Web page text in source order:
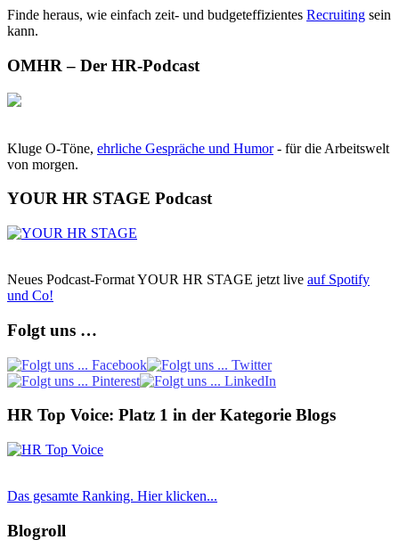
Finde heraus, wie einfach zeit- und budgeteffizientes Recruiting sein
kann.
OMHR – Der HR-Podcast
Kluge O-Töne, ehrliche Gespräche und Humor- für die Arbeitswelt
von morgen.
YOUR HR STAGE Podcast
Neues Podcast-Format YOUR HR STAGE jetzt live auf Spotify
und Co!
Folgt uns …
HR Top Voice: Platz 1 in der Kategorie Blogs
Das gesamte Ranking. Hier klicken...
Blogroll